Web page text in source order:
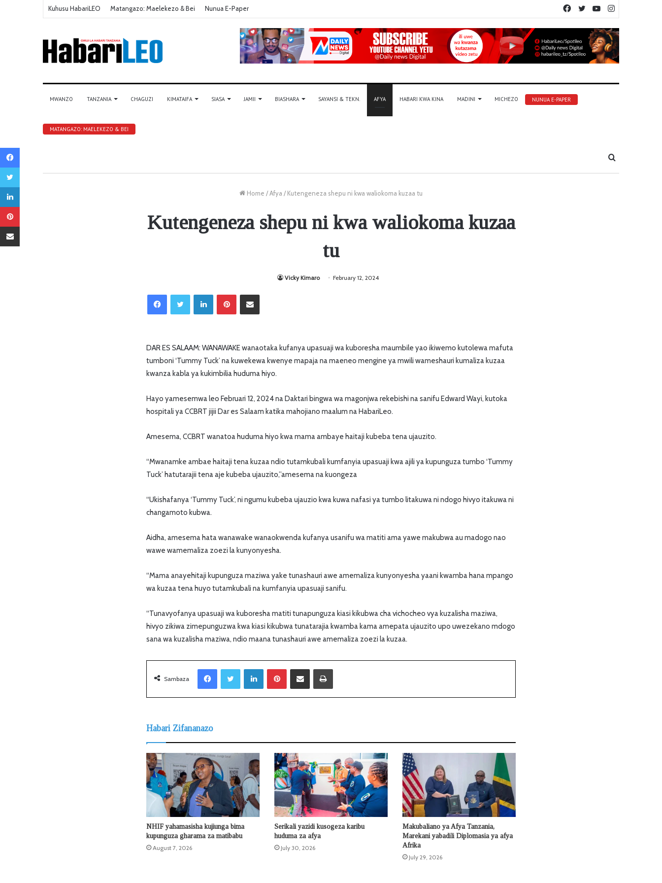
Kuhusu HabariLEO Matangazo: Maelekezo & Bei Nunua E-Paper YouTube
Twitter
Facebook
MWANZO TANZANIA CHAGUZI KIMATAIFA SIASA JAMII BIASHARA SAYANSI & TEKN. AFYA HABARI KWA KINA MADINI MICHEZO NUNUA E-PAPER
MATANGAZO: MAELEKEZO & BEI
Tafuta
Home /Afya / Kutengeneza shepu ni kwa waliokoma kuzaa tu
Kutengeneza shepu ni kwa waliokoma kuzaa
tu
Vicky Kimaro February 12, 2024
LinkedIn
DAR ES SALAAM: WANAWAKE wanaotaka kufanya upasuaji wa kuboresha maumbile yao ikiwemo kutolewa mafuta
tumboni ‘Tummy Tuck’ na kuwekewa kwenye mapaja na maeneo mengine ya mwili wameshauri kumaliza kuzaa
kwanza kabla ya kukimbilia huduma hiyo.
Hayo yamesemwa leo Februari 12, 2024 na Daktari bingwa wa magonjwa rekebishi na sanifu Edward Wayi, kutoka
hospitali ya CCBRT jijii Dar es Salaam katika mahojiano maalum na HabariLeo.
Amesema, CCBRT wanatoa huduma hiyo kwa mama ambaye haitaji kubeba tena ujauzito.
“Mwanamke ambae haitaji tena kuzaa ndio tutamkubali kumfanyia upasuaji kwa ajili ya kupunguza tumbo ‘Tummy
Tuck’ hatutarajii tena aje kubeba ujauzito,”amesema na kuongeza
“Ukishafanya ‘Tummy Tuck’, ni ngumu kubeba ujauzio kwa kuwa nafasi ya tumbo litakuwa ni ndogo hivyo itakuwa ni
changamoto kubwa.
Aidha, amesema hata wanawake wanaokwenda kufanya usanifu wa matiti ama yawe makubwa au madogo nao
wawe wamemaliza zoezi la kunyonyesha.
“Mama anayehitaji kupunguza maziwa yake tunashauri awe amemaliza kunyonyesha yaani kwamba hana mpango
wa kuzaa tena huyo tutamkubali na kumfanyia upasuaji sanifu.
“Tunavyofanya upasuaji wa kuboresha matiti tunapunguza kiasi kikubwa cha vichocheo vya kuzalisha maziwa,
hivyo zikiwa zimepunguzwa kwa kiasi kikubwa tunatarajia kwamba kama amepata ujauzito upo uwezekano mdogo
sana wa kuzalisha maziwa, ndio maana tunashauri awe amemaliza zoezi la kuzaa.
Sambaza
LinkedIn Sambaza kupitia barua pepe
Habari Zifananazo
NHIF yahamasisha kujiunga bima
kupunguza gharama za matibabu
August 7, 2026
Serikali yazidi kusogeza karibu
huduma za afya
July 30, 2026
Makubaliano ya Afya Tanzania,
Marekani yabadili Diplomasia ya afya
Afrika
July 29, 2026